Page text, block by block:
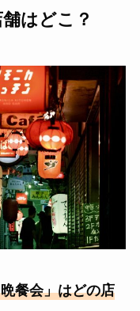
はどこ？
餐会」はどの店